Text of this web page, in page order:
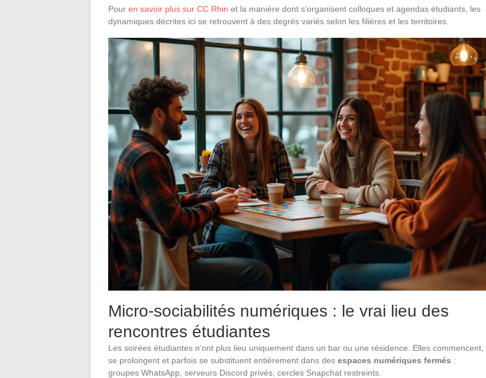
Pour en savoir plus sur CC Rhin et la manière dont s’organisent colloques et agendas étudiants, les
dynamiques décrites ici se retrouvent à des degrés variés selon les filières et les territoires.
Micro-sociabilités numériques : le vrai lieu des
rencontres étudiantes
Les soirées étudiantes n’ont plus lieu uniquement dans un bar ou une résidence. Elles commencent,
se prolongent et parfois se substituent entièrement dans des espaces numériques fermés :
groupes WhatsApp, serveurs Discord privés, cercles Snapchat restreints.